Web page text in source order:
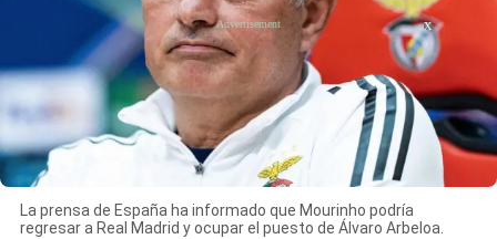
La prensa de España ha informado que Mourinho podría
regresar a Real Madrid y ocupar el puesto de Álvaro Arbeloa.
X